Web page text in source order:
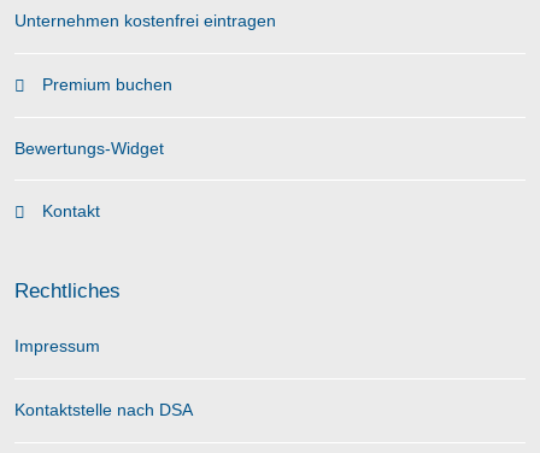
Unternehmen kostenfrei eintragen
Premium buchen
Bewertungs-Widget
Kontakt
Rechtliches
Impressum
Kontaktstelle nach DSA